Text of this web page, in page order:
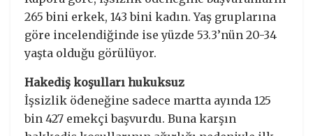
265 bini erkek, 143 bini kadın. Yaş gruplarına
göre incelendiğinde ise yüzde 53.3’nün 20-34
yaşta olduğu görülüyor.
Hakediş koşulları hukuksuz
İşsizlik ödeneğine sadece martta ayında 125
bin 427 emekçi başvurdu. Buna karşın